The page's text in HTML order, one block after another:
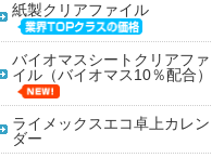
紙製クリアファイル
バイオマスシートクリアファ
イル（バイオマス10％配合）
ライメックスエコ卓上カレン
ダー